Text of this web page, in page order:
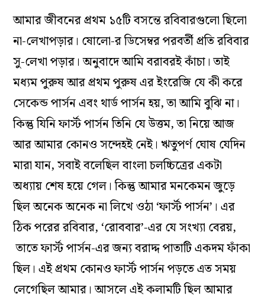
আমার জীবনের প্রথম ১৫টি বসন্তে রবিবারগুলো ছিলো
না-লেখাপড়ার। ষোলো-র ডিসেম্বর পরবর্তী প্রতি রবিবার
সু-লেখা পড়ার। অনুবাদে আমি বরাবরই কাঁচা। তাই
মধ্যম পুরুষ আর প্রথম পুরুষ এর ইংরেজি যে কী করে
সেকেন্ড পার্সন এবং থার্ড পার্সন হয়, তা আমি বুঝি না।
কিন্তু যিনি ফার্স্ট পার্সন তিনি যে উত্তম, তা নিয়ে আজ
আর আমার কোনও সন্দেহই নেই। ঋতুপর্ণ ঘোষ যেদিন
মারা যান, সবাই বলেছিল বাংলা চলচ্চিত্রের একটা
অধ্যায় শেষ হয়ে গেল। কিন্তু আমার মনকেমন জুড়ে
ছিল অনেক অনেক না লিখে ওঠা ‘ফার্স্ট পার্সন’। এর
ঠিক পরের রবিবার, ‘রোববার’-এর যে সংখ্যা বেরয়,
তাতে ফার্স্ট পার্সন-এর জন্য বরাদ্দ পাতাটি একদম ফাঁকা
ছিল। এই প্রথম কোনও ফার্স্ট পার্সন পড়তে এত সময়
লেগেছিল আমার। আসলে এই কলামটি ছিল আমার